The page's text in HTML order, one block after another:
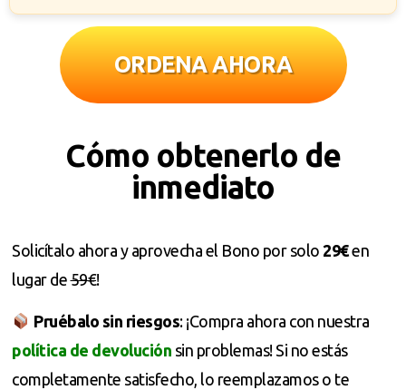
ORDENA AHORA
Cómo obtenerlo de
inmediato
Solicítalo ahora y aprovecha el Bono por solo 29€en
lugar de59€!
Pruébalo sin riesgos: ¡Compra ahora con nuestra
política de devolución sin problemas! Si no estás
completamente satisfecho, lo reemplazamos o te